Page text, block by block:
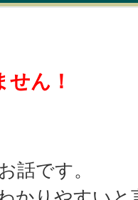
ん！
話です。